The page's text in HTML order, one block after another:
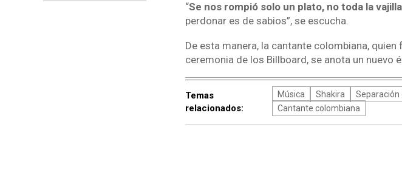
“Se nos rompió solo un plato, no toda la vajilla
perdonar es de sabios”, se escucha.
De esta manera, la cantante colombiana,
ceremonia de los Billboard, se anota un nuevo
Temas
relacionados:
Música Shakira Separación
Cantante colombiana